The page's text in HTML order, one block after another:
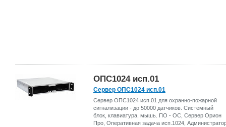
ОПС1024 исп.01
Сервер ОПС1024 исп.01
Сервер ОПС1024 исп.01 для охранно-пожарной
сигнализации - до 50000 датчиков. Системный
блок, клавиатура, мышь. ПО - ОС, Сервер Орион
Про, Оперативная задача исп.1024,